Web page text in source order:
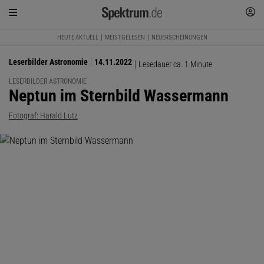
HEUTE AKTUELL MEISTGELESEN NEUERSCHEINUNGEN
Leserbilder Astronomie 14.11.2022 Lesedauer ca. 1 Minute
LESERBILDER ASTRONOMIE
:
Neptun im Sternbild Wassermann
Fotograf: Harald Lutz